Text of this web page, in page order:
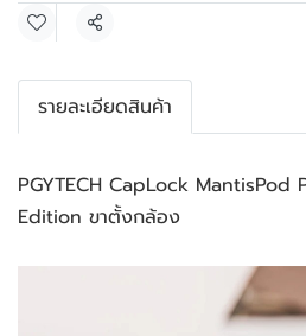
แชร์
รายละเอียดสินค้า
PGYTECH CapLock MantisPod
Edition ขาตั้งกล้อง